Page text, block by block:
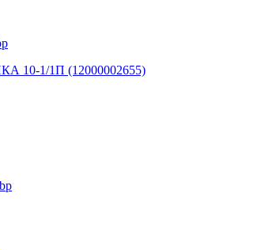
10-1/1П (12000002655)